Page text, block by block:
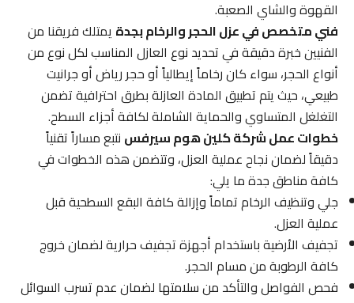
القهوة والشاي الصعبة.
فني متخصص في عزل الحجر والرخام بجدةيمتلك فريقنا من
الفنيين خبرة دقيقة في تحديد نوع العازل المناسب لكل نوع من
أنواع الحجر، سواء كان رخاماً إيطالياً أو حجر رياض أو جرانيت
طبيعي، حيث يتم تطبيق المادة العازلة بطرق احترافية تضمن
التغلغل المتساوي والحماية الشاملة لكافة أجزاء السطح.
خطوات عمل شركة كلين هوم سيرفسنتبع مساراً تقنياً
دقيقاً لضمان نجاح عملية العزل، وتتضمن هذه الخطوات في
كافة مناطق جدة ما يلي:
جلي وتنظيف الرخام تماماً وإزالة كافة البقع السطحية قبل
عملية العزل.
تجفيف الأرضية باستخدام أجهزة تجفيف حرارية لضمان خروج
كافة الرطوبة من مسام الحجر.
فحص الفواصل والتأكد من سلامتها لضمان عدم تسرب السوائل